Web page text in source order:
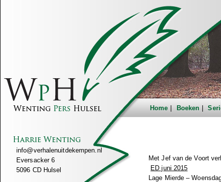
Home Boeken
info@verhalenuitdekempen.nl
Eversacker 6
5096 CD Hulsel
Met Jef van de Voort
ED juni 2015
Lage Mierde –